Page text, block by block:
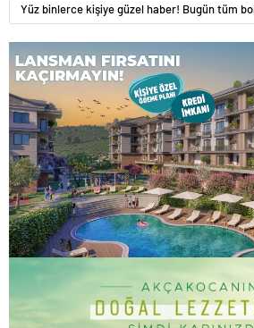
Yüz binlerce kişiye güzel haber! Bugün tüm